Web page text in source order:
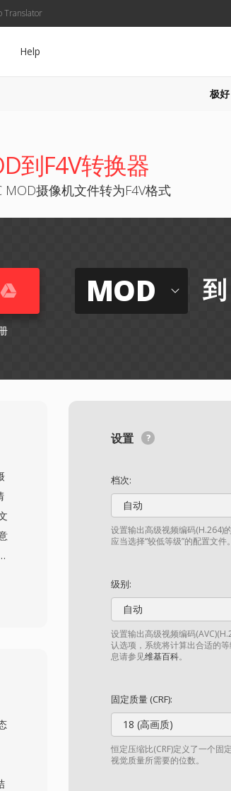
Translator
Help
极好
到F4V转换器
MOD摄像机文件转为F4V格式
MOD 到
设置
档次:
自动
设置输出高级视频编码(H.264)
应当选择“较低等级”的配置文
级别:
自动
设置输出高级视频编码
认选项，系统将计算出合适的
息请参见维基百科。
固定质量 (CRF):
18 (高画质)
恒定压缩比(CRF)定义了一个固
视觉质量所需要的位数。